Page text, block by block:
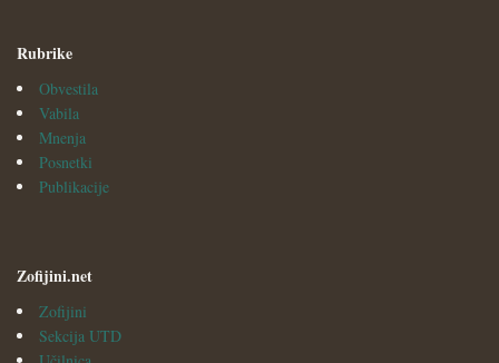
Rubrike
Obvestila
Vabila
Mnenja
Posnetki
Publikacije
Zofijini.net
Zofijini
Sekcija UTD